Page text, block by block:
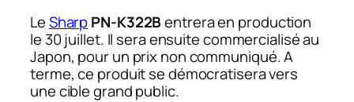
LeSharpPN-K322Bentrera en production
le 30 juillet. Il sera ensuite commercialisé au
Japon, pour un prix non communiqué. A
terme, ce produit se démocratisera vers
une cible grand public.